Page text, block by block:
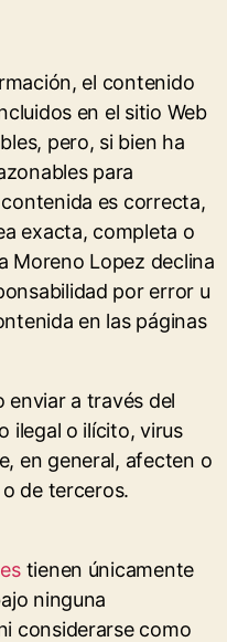
el contenido
en el sitio Web
pero, si bien ha
para
es correcta,
exacta, completa o
Moreno Lopez declina
por error u
en las páginas
enviar a través del
ilegal o ilícito, virus
en general, afecten o
de terceros.
tienen únicamente
ninguna
considerarse como